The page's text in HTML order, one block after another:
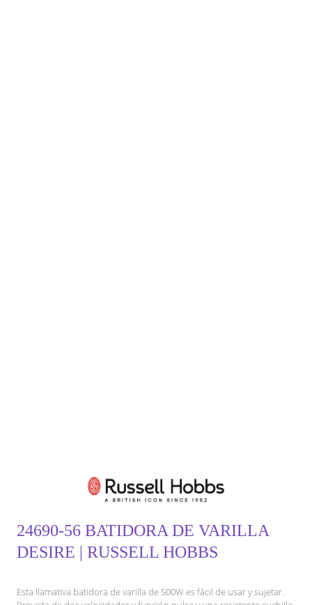
24690-56 BATIDORA DE VARILLA
DESIRE | RUSSELL HOBBS
Esta llamativa batidora de varilla de 500W es fácil de usar y sujetar.